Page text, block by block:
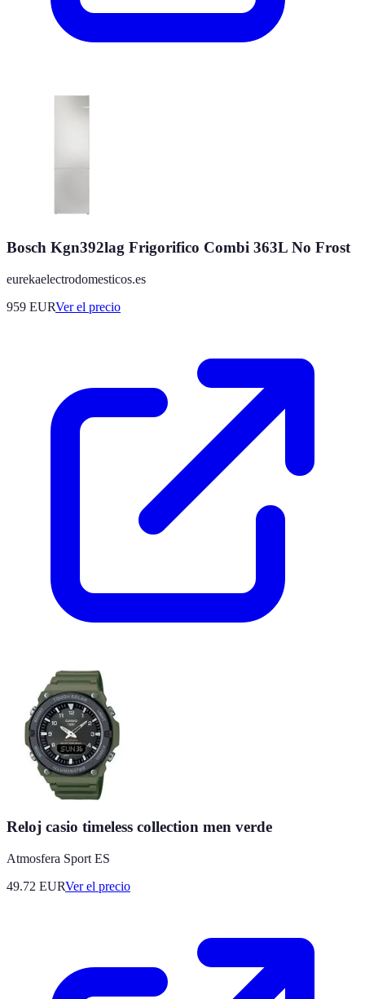
Bosch Kgn392lag Frigorifico Combi 363L No Frost
eurekaelectrodomesticos.es
959 EURVer el precio
Reloj casio timeless collection men verde
Atmosfera Sport ES
49.72 EURVer el precio